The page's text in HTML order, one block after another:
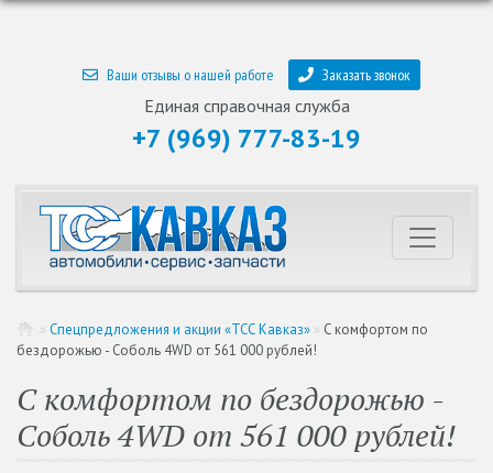
Ваши отзывы о нашей работе Заказать звонок
Единая справочная служба
+7 (969) 777-83-19
» Спецпредложения и акции «ТСС Кавказ» » С комфортом по
бездорожью - Соболь 4WD от 561 000 рублей!
С комфортом по бездорожью -
Соболь 4WD от 561 000 рублей!